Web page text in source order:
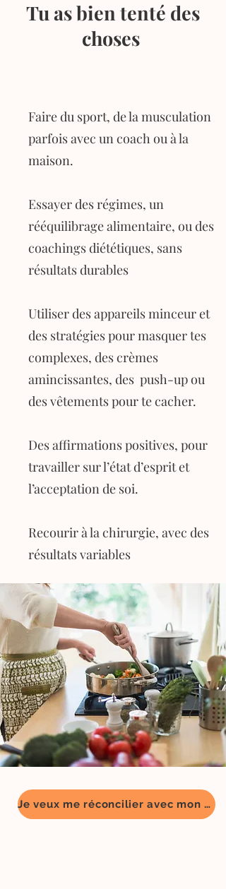
Tu as bien tenté des
choses
Faire du sport, de la musculation
parfois avec un coach ou à la
maison.
Essayer des régimes, un
rééquilibrage alimentaire, ou des
coachings diététiques, sans
résultats durables
Utiliser des appareils minceur et
des stratégies pour masquer tes
complexes, des crèmes
amincissantes, des push-up ou
des vêtements pour te cacher.
Des affirmations positives, pour
travailler sur l’état d’esprit et
l’acceptation de soi.
Recourir à la chirurgie, avec des
résultats variables
Je veux me réconcilier avec mon corps